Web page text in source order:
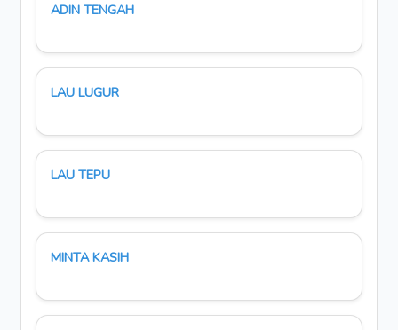
ADIN TENGAH
LAU LUGUR
LAU TEPU
MINTA KASIH